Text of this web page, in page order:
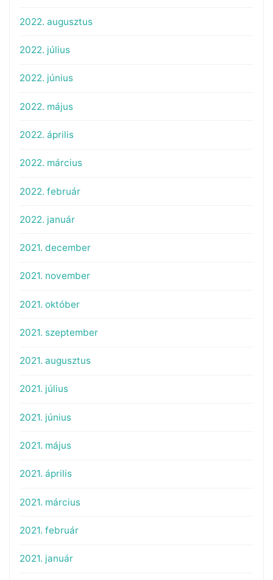
2022. augusztus
2022. július
2022. június
2022. május
2022. április
2022. március
2022. február
2022. január
2021. december
2021. november
2021. október
2021. szeptember
2021. augusztus
2021. július
2021. június
2021. május
2021. április
2021. március
2021. február
2021. január